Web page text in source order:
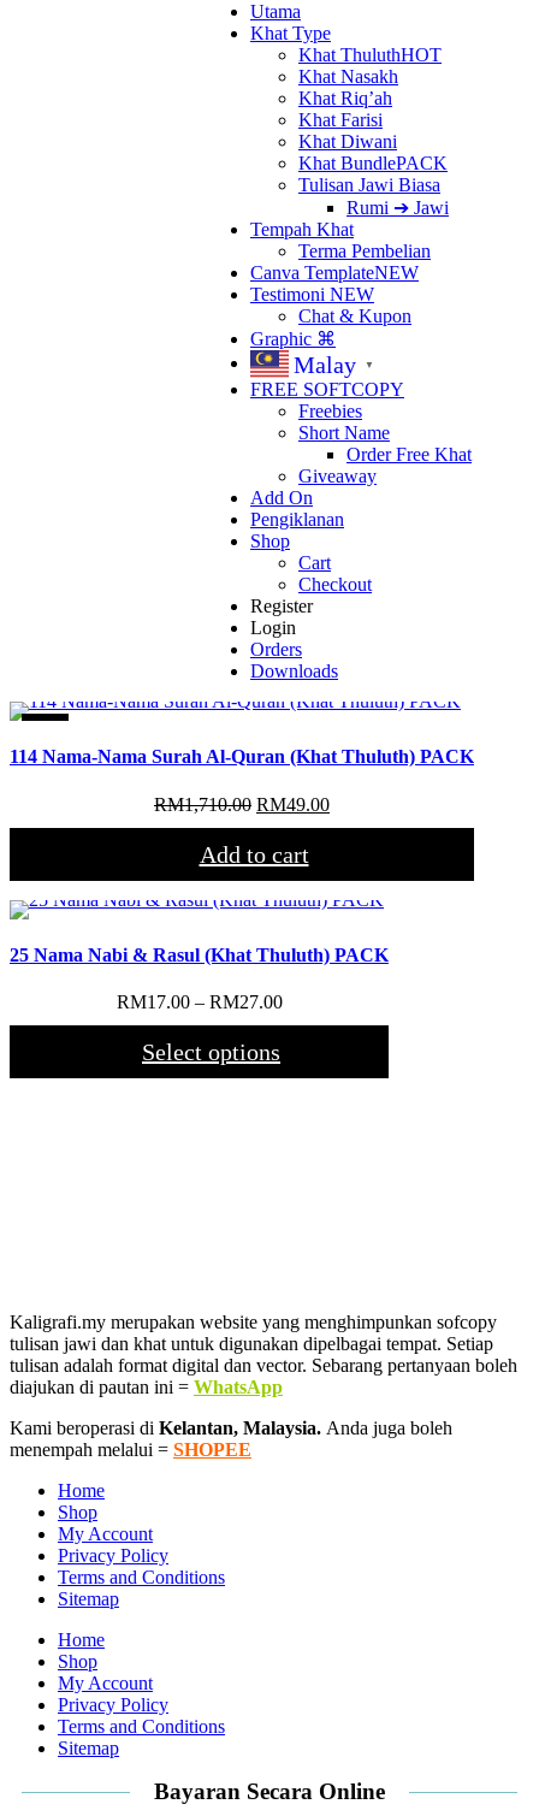
Utama
Khat Type
Khat ThuluthHOT
Khat Nasakh
Khat Riq’ah
Khat Farisi
Khat Diwani
Khat BundlePACK
Tulisan Jawi Biasa
Rumi ➔ Jawi
Tempah Khat
Terma Pembelian
Canva TemplateNEW
Testimoni NEW
Chat & Kupon
Graphic ⌘
Malay ▼
FREE SOFTCOPY
Freebies
Short Name
Order Free Khat
Giveaway
Add On
Pengiklanan
Shop
Cart
Checkout
Register
Login
Orders
Downloads
114 Nama-Nama Surah Al-Quran (Khat Thuluth) PACK
RM1,710.00 Original
price
RM1,710.00.
RM49.00Current
price
Add to cart
25 Nama Nabi & Rasul (Khat Thuluth) PACK
RM17.00 – RM27.00Price
range:
Select options
Kaligrafi.my merupakan website yang menghimpunkan sofcopy
tulisan jawi dan khat untuk digunakan dipelbagai tempat. Setiap
tulisan adalah format digital dan vector. Sebarang pertanyaan boleh
diajukan di pautan ini = WhatsApp
Kami beroperasi di Kelantan, Malaysia. Anda juga boleh
menempah melalui = SHOPEE
Home
Shop
My Account
Privacy Policy
Terms and Conditions
Sitemap
Home
Shop
My Account
Privacy Policy
Terms and Conditions
Sitemap
Bayaran Secara Online